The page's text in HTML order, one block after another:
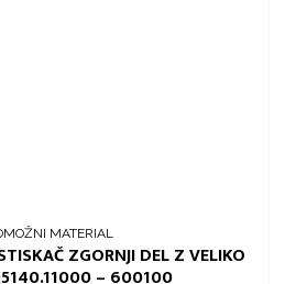
MATERIAL
ZGORNJI DEL Z VELIKO
– 600100